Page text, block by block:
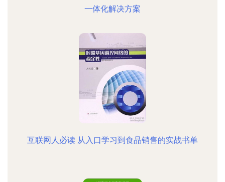
一体化解决方案
互联网人必读 从入口学习到食品销售的实战书单